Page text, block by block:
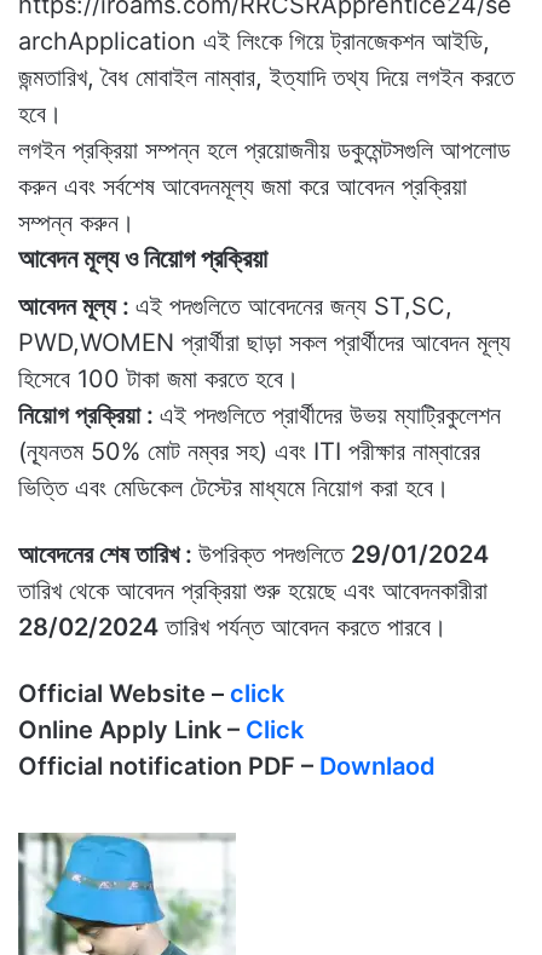
archApplication এই লিংকে গিয়ে ট্রানজেকশন আইডি,
জন্মতারিখ, বৈধ মোবাইল নাম্বার, ইত্যাদি তথ্য দিয়ে লগইন করতে
হবে।
লগইন প্রক্রিয়া সম্পন্ন হলে প্রয়োজনীয় ডকুমেন্টসগুলি আপলোড
করুন এবং সর্বশেষ আবেদনমূল্য জমা করে আবেদন প্রক্রিয়া
সম্পন্ন করুন।
আবেদন মূল্য ও নিয়োগ প্রক্রিয়া
আবেদন মূল্য : এই পদগুলিতে আবেদনের জন্য ST,SC,
PWD,WOMEN প্রার্থীরা ছাড়া সকল প্রার্থীদের আবেদন মূল্য
হিসেবে 100 টাকা জমা করতে হবে।
নিয়োগ প্রক্রিয়া : এই পদগুলিতে প্রার্থীদের উভয় ম্যাট্রিকুলেশন
(ন্যূনতম 50% মোট নম্বর সহ) এবং ITI পরীক্ষার নাম্বারের
ভিত্তি এবং মেডিকেল টেস্টের মাধ্যমে নিয়োগ করা হবে।
আবেদনের শেষ তারিখ : উপরিক্ত পদগুলিতে 29/01/2024
তারিখ থেকে আবেদন প্রক্রিয়া শুরু হয়েছে এবং আবেদনকারীরা
28/02/2024 তারিখ পর্যন্ত আবেদন করতে পারবে।
Official Website – click
Online Apply Link – Click
Official notification PDF – Downlaod